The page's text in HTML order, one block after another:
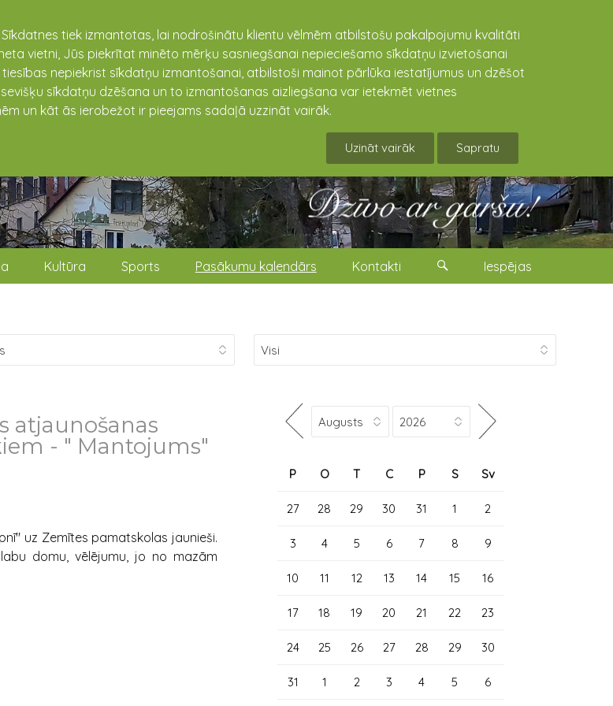
tiek izmantotas, lai nodrošinātu klientu vēlmēm atbilstošu pakalpojumu kvalitāti
vietni, Jūs piekrītat minēto mērķu sasniegšanai nepieciešamo sīkdatņu izvietošanai
nepiekrist sīkdatņu izmantošanai, atbilstoši mainot pārlūka iestatījumus un dzēšot
sīkdatņu dzēšana un to izmantošanas aizliegšana var ietekmēt vietnes
un kāt ās ierobežot ir pieejams sadaļā uzzināt vairāk.
Uzināt vairāk Sapratu
Kultūra Sports Pasākumu kalendārs Kontakti Iespējas
atjaunošanas
- " Mantojums"
uz Zemītes pamatskolas jaunieši.
domu, vēlējumu, jo no mazām
P O T C P S Sv
27 28 29 30 31 1 2
3 4 5 6 7 8 9
10 11 12 13 14 15 16
17 18 19 20 21 22 23
24 25 26 27 28 29 30
31 1 2 3 4 5 6